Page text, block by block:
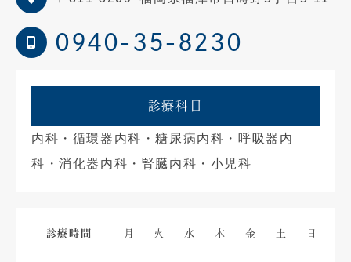
0940-35-8230
診療科目
内科・循環器内科・糖尿病内科・呼吸器内
科・消化器内科・腎臓内科・小児科
診療時間 月 火 水 木 金 土 日